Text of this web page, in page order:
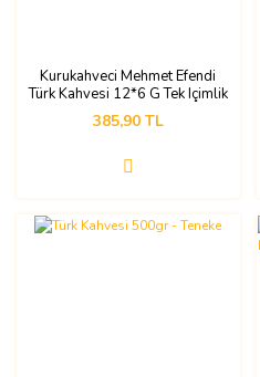
Kurukahveci Mehmet Efendi
Türk Kahvesi 12*6 G Tek Içimlik
Folyo Ambalaj X 4 Adet
385,90 TL